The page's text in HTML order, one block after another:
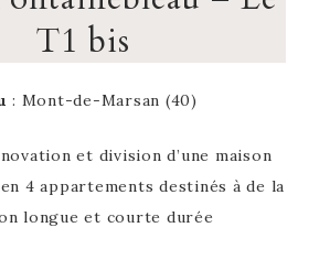
T1 bis
: Mont-de-Marsan (40)
et division d’une maison
4 appartements destinés à de la
longue et courte durée